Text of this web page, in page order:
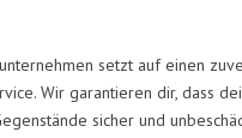
setzt auf einen
Wir garantieren dir, dass
sicher und